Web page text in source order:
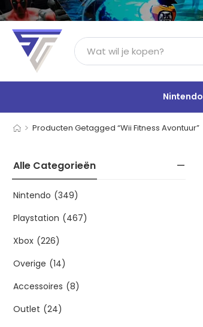
Nintendo
> Producten Getagged “Wii Fitness Avontuur”
Alle Categorieën
Nintendo (349)
Playstation (467)
Xbox (226)
Overige (14)
Accessoires (8)
Outlet (24)